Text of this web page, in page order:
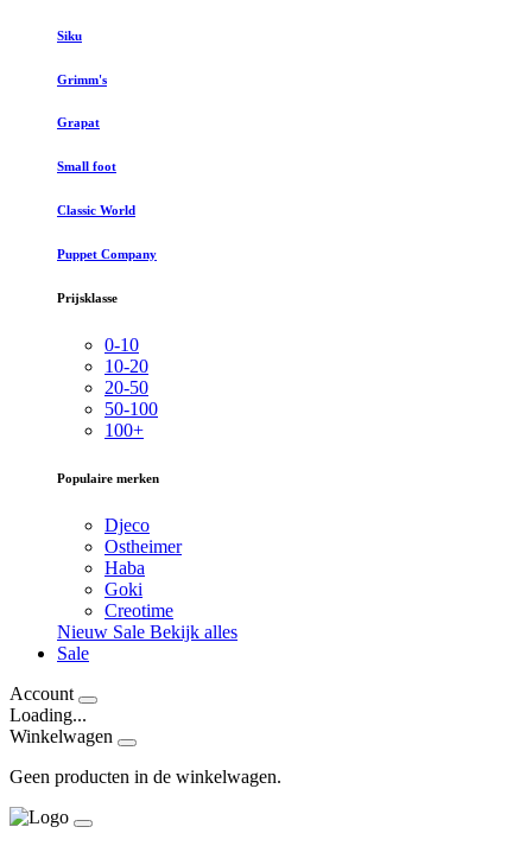
Siku
Grimm's
Grapat
Small foot
Classic World
Puppet Company
Prijsklasse
0-10
10-20
20-50
50-100
100+
Populaire merken
Djeco
Ostheimer
Haba
Goki
Creotime
Nieuw Sale Bekijk alles
Sale
Account
Loading...
Winkelwagen
Geen producten in de winkelwagen.